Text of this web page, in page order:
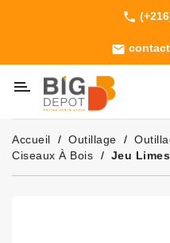
phone
email
Machines
Outillage
Jardinage
Consommables
Accueil Outillage
Ciseaux À Bois
Jeu